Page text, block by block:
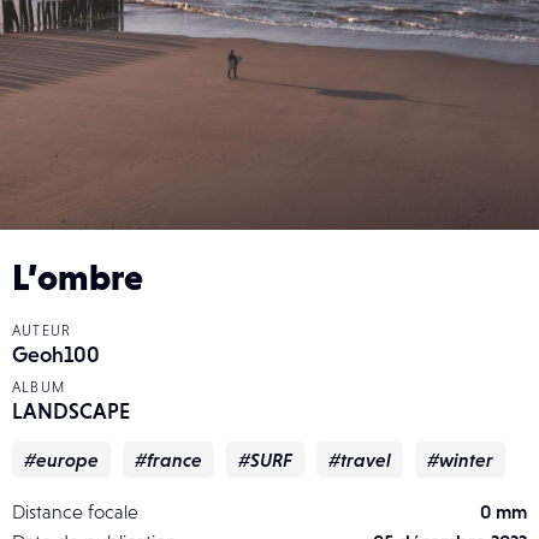
L’ombre
AUTEUR
Geoh100
ALBUM
LANDSCAPE
#europe #france #SURF #travel #winter
Distance focale
0 mm